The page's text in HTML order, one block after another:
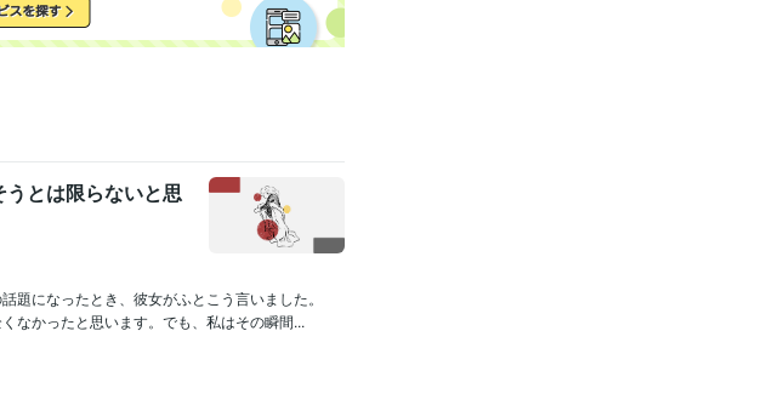
うとは限らないと思
題になったとき、彼女がふとこう言いました。
なかったと思います。でも、私はその瞬間...